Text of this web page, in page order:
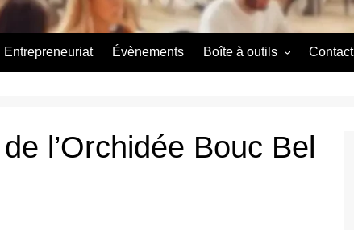
Entrepreneuriat Évènements Boîte à outils Contact
l’Orchidée Bouc Bel